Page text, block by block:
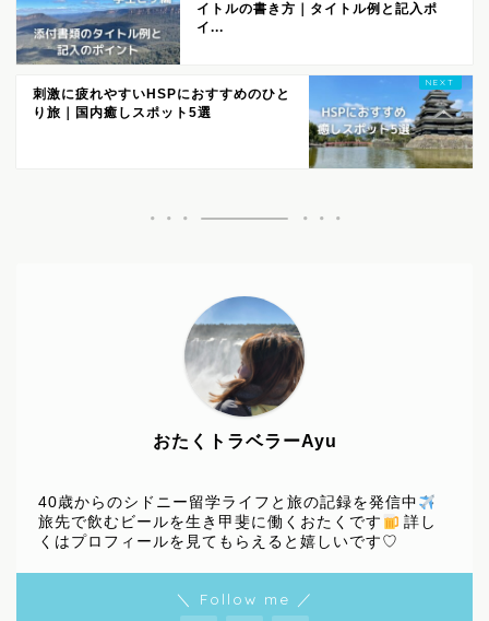
イトルの書き方｜タイトル例と記入ポ
イ...
刺激に疲れやすいHSPにおすすめのひと
り旅｜国内癒しスポット5選
おたくトラベラーAyu
40歳からのシドニー留学ライフと旅の記録を発信中
旅先で飲むビールを生き甲斐に働くおたくです
詳し
くはプロフィールを見てもらえると嬉しいです♡
＼ Follow me ／